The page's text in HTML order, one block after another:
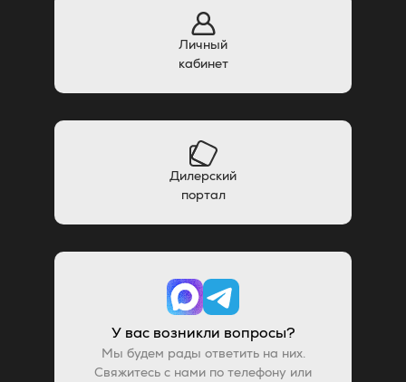
Личный
кабинет
Дилерский
портал
У вас возникли вопросы?
Мы будем рады ответить на них.
Свяжитесь с нами по телефону или